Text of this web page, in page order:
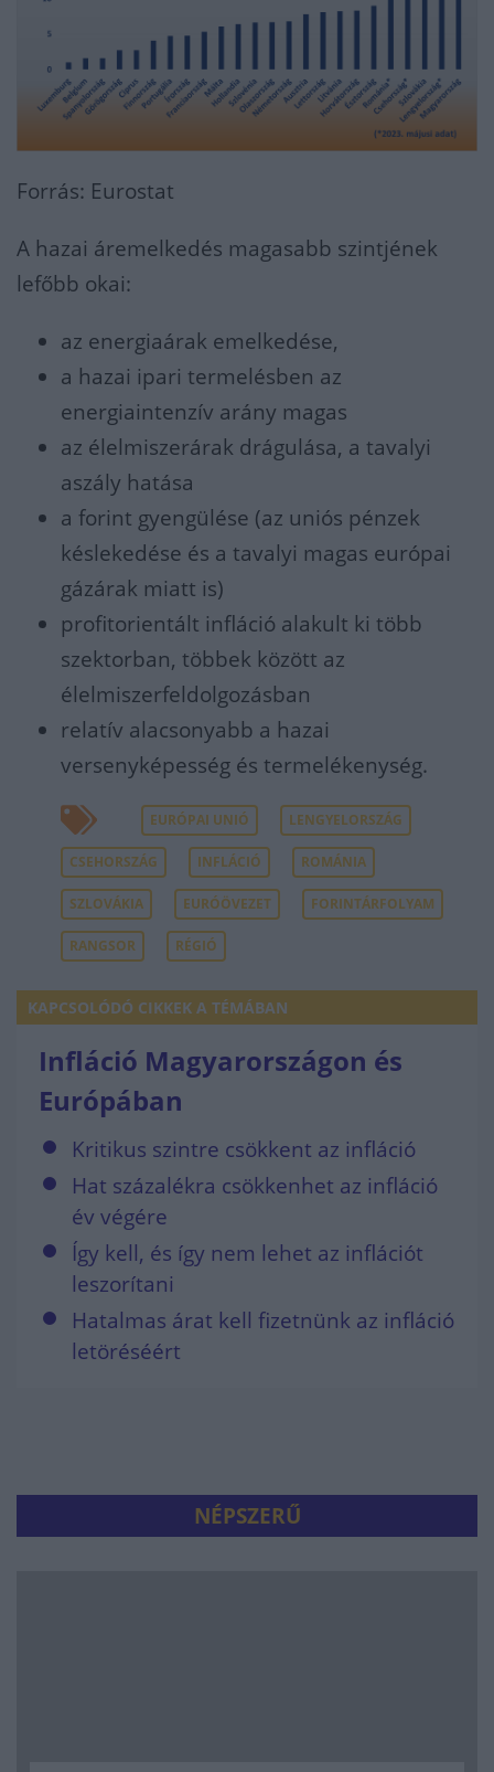
Forrás: Eurostat
A hazai áremelkedés magasabb szintjének
lefőbb okai:
az energiaárak emelkedése,
a hazai ipari termelésben az
energiaintenzív arány magas
az élelmiszerárak drágulása, a tavalyi
aszály hatása
a forint gyengülése (az uniós pénzek
késlekedése és a tavalyi magas európai
gázárak miatt is)
profitorientált infláció alakult ki több
szektorban, többek között az
élelmiszerfeldolgozásban
relatív alacsonyabb a hazai
versenyképesség és termelékenység.
EURÓPAI UNIÓ LENGYELORSZÁG
CSEHORSZÁG INFLÁCIÓ ROMÁNIA
SZLOVÁKIA EURÓÖVEZET FORINTÁRFOLYAM
RANGSOR RÉGIÓ
KAPCSOLÓDÓ CIKKEK A TÉMÁBAN
Infláció Magyarországon és
Európában
Kritikus szintre csökkent az infláció
Hat százalékra csökkenhet az infláció
év végére
Így kell, és így nem lehet az inflációt
leszorítani
Hatalmas árat kell fizetnünk az infláció
letöréséért
NÉPSZERŰ